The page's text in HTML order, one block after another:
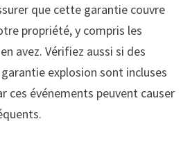
que cette garantie couvre
propriété, y compris les
avez. Vérifiez aussi si des
explosion sont incluses
ces événements peuvent causer